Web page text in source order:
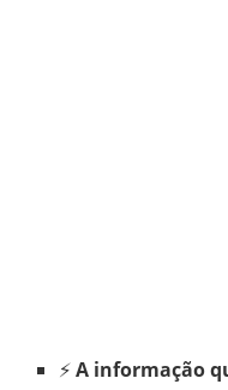
⚡A informação